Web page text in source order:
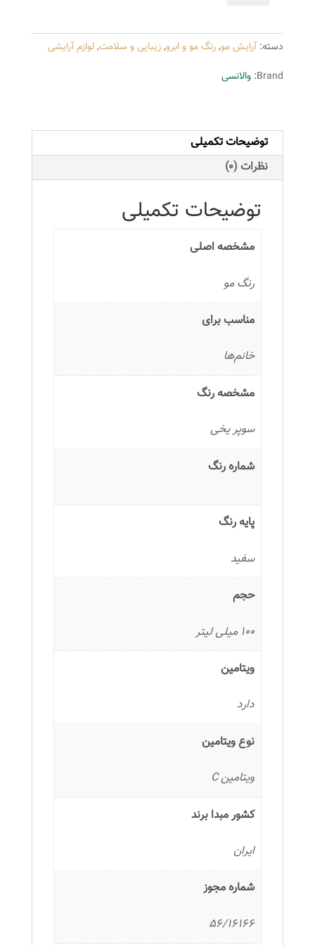
سری
روشن
کننده
حجم
100
میلی
لیتر
رنگ
سوپر
یخی
دسته:آرایش مو,رنگ مو و ابرو,زیبایی و سلامت,لوازم آرایشی
Brand: والانسی
توضیحات تکمیلی
نظرات (0)
توضیحات تکمیلی
مشخصه اصلی
رنگ مو
مناسب برای
خانم‌ها
مشخصه رنگ
سوپر یخی
شماره رنگ
پایه رنگ
سفید
حجم
100 میلی لیتر
ویتامین
دارد
نوع ویتامین
ویتامین C
کشور مبدا برند
ایران
شماره مجوز
56/16166